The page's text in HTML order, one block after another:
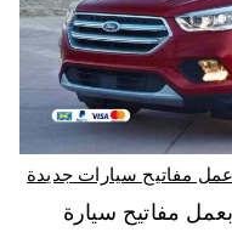
مفاتيح سيارة